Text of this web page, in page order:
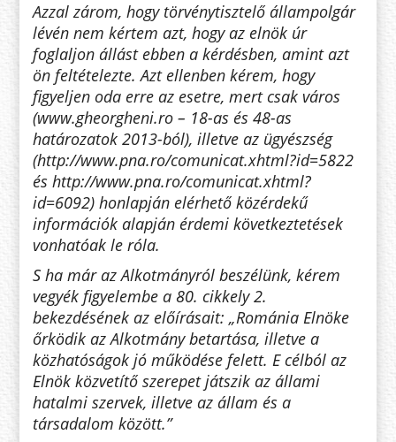
Azzal zárom, hogy törvénytisztelő állampolgár
lévén nem kértem azt, hogy az elnök úr
foglaljon állást ebben a kérdésben, amint azt
ön feltételezte. Azt ellenben kérem, hogy
figyeljen oda erre az esetre, mert csak város
(www.gheorgheni.ro – 18-as és 48-as
határozatok 2013-ból), illetve az ügyészség
(http://www.pna.ro/comunicat.xhtml?id=5822
és http://www.pna.ro/comunicat.xhtml?
id=6092) honlapján elérhető közérdekű
információk alapján érdemi következtetések
vonhatóak le róla.
S ha már az Alkotmányról beszélünk, kérem
vegyék figyelembe a 80. cikkely 2.
bekezdésének az előírásait: „Románia Elnöke
őrködik az Alkotmány betartása, illetve a
közhatóságok jó működése felett. E célból az
Elnök közvetítő szerepet játszik az állami
hatalmi szervek, illetve az állam és a
társadalom között.”